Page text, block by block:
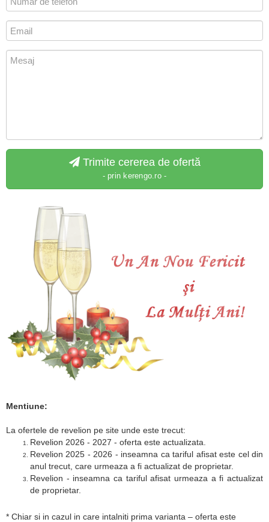
Trimite cererea de ofertă
- prin kerengo.ro -
Mentiune:
La ofertele de revelion pe site unde este trecut:
Revelion 2026 - 2027 - oferta este actualizata.
Revelion 2025 - 2026 - inseamna ca tariful afisat este cel din
anul trecut, care urmeaza a fi actualizat de proprietar.
Revelion - inseamna ca tariful afisat urmeaza a fi actualizat
de proprietar.
* Chiar si in cazul in care intalniti prima varianta – oferta este